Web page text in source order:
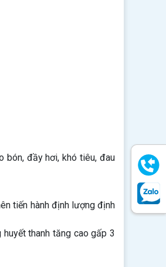
bón, đầy hơi, khó tiêu, đau
tiến hành định lượng định
thanh tăng cao gấp 3